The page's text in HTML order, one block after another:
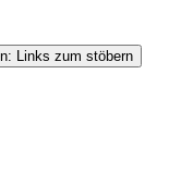
Links zum stöbern